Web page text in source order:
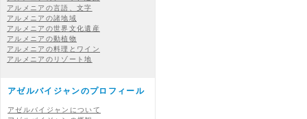
アルメニアの言語、文字
アルメニアの諸地域
アルメニアの世界文化遺産
アルメニアの動植物
アルメニアの料理とワイン
アルメニアのリゾート地
アゼルバイジャンのプロフィール
アゼルバイジャンについて